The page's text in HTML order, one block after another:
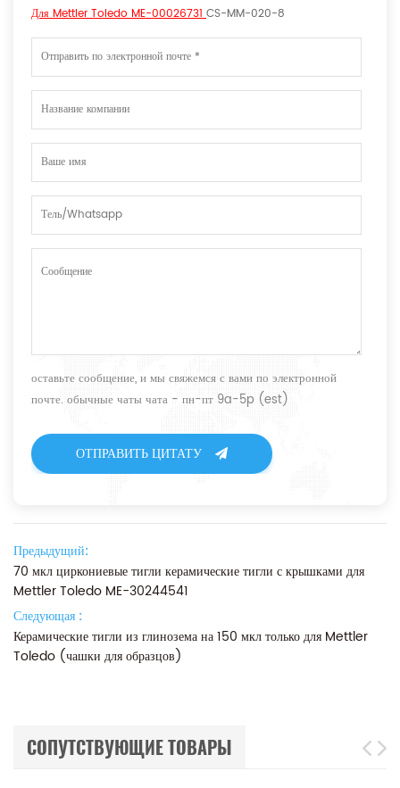
Для Mettler Toledo ME-00026731CS-MM-020-8
оставьте сообщение, и мы свяжемся с вами по электронной
почте. обычные чаты чата - пн-пт 9a-5p (est)
ОТПРАВИТЬ ЦИТАТУ
Предыдущий:
70 мкл циркониевые тигли керамические тигли с крышками для
Mettler Toledo ME-30244541
Следующая :
Керамические тигли из глинозема на 150 мкл только для Mettler
Toledo (чашки для образцов)
СОПУТСТВУЮЩИЕ ТОВАРЫ